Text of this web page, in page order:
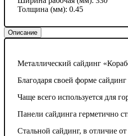
Толщина (мм): 0.45
Описание
Металлический сайдинг
Благодаря своей форме
Чаще всего используется для
Панели сайдинга герметично
Стальной сайдинг, в отличие